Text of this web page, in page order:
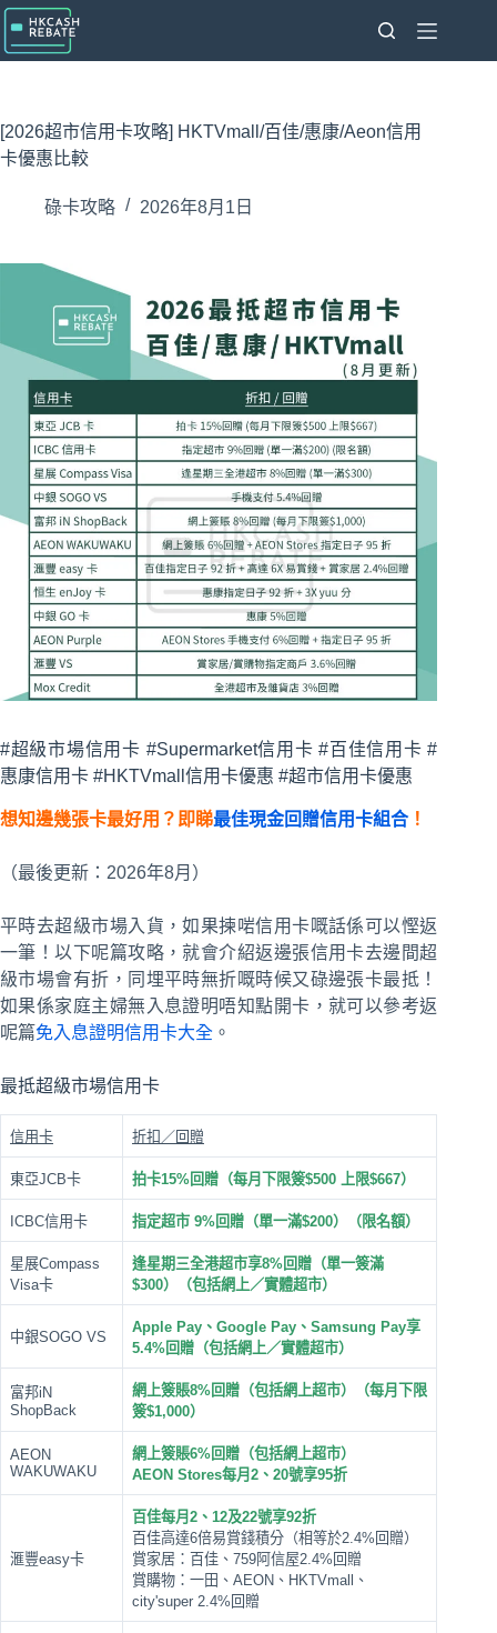
跳
至
主
內
容
[2026超市信用卡攻略] HKTVmall/百佳/惠康/Aeon信用
卡優惠比較
碌卡攻略 2026年8月1日
#超級市場信用卡 #Supermarket信用卡 #百佳信用卡 #
惠康信用卡 #HKTVmall信用卡優惠 #超市信用卡優惠
想知邊幾張卡最好用？即睇最佳現金回贈信用卡組合 ！
（最後更新：2026年8月）
平時去超級市場入貨，如果揀啱信用卡嘅話係可以慳返
一筆！以下呢篇攻略，就會介紹返邊張信用卡去邊間超
級市場會有折，同埋平時無折嘅時候又碌邊張卡最抵！
如果係家庭主婦無入息證明唔知點開卡，就可以參考返
呢篇免入息證明信用卡大全 。
最抵超級市場信用卡
信用卡 折扣／回贈
東亞JCB卡 拍卡15%回贈（每月下限簽$500 上限$667）
ICBC信用卡 指定超市 9%回贈（單一滿$200）（限名額）
星展Compass
Visa卡
逢星期三全港超市享8%回贈（單一簽滿
$300）（包括網上／實體超市）
中銀SOGO VS
Apple Pay、Google Pay、Samsung Pay享
5.4%回贈（包括網上／實體超市）
富邦iN
ShopBack
網上簽賬8%回贈（包括網上超市）（每月下限
簽$1,000）
AEON
WAKUWAKU
網上簽賬6%回贈（包括網上超市）
AEON Stores每月2、20號享95折
滙豐easy卡
百佳每月2、12及22號享92折
百佳高達6倍易賞錢積分（相等於2.4%回贈）
賞家居：百佳、759阿信屋2.4%回贈
賞購物：一田、AEON、HKTVmall、
city'super 2.4%回贈